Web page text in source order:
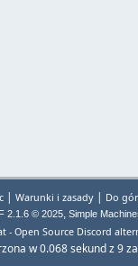
| Warunki i zasady| Do
2.1.6 © 2025, Simple
- Open Source Discord
w 0.068 sekund z 9